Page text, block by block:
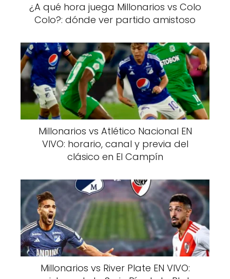
¿A qué hora juega Millonarios vs Colo
Colo?: dónde ver partido amistoso
Millonarios vs Atlético Nacional EN
VIVO: horario, canal y previa del
clásico en El Campín
Millonarios vs River Plate EN VIVO: